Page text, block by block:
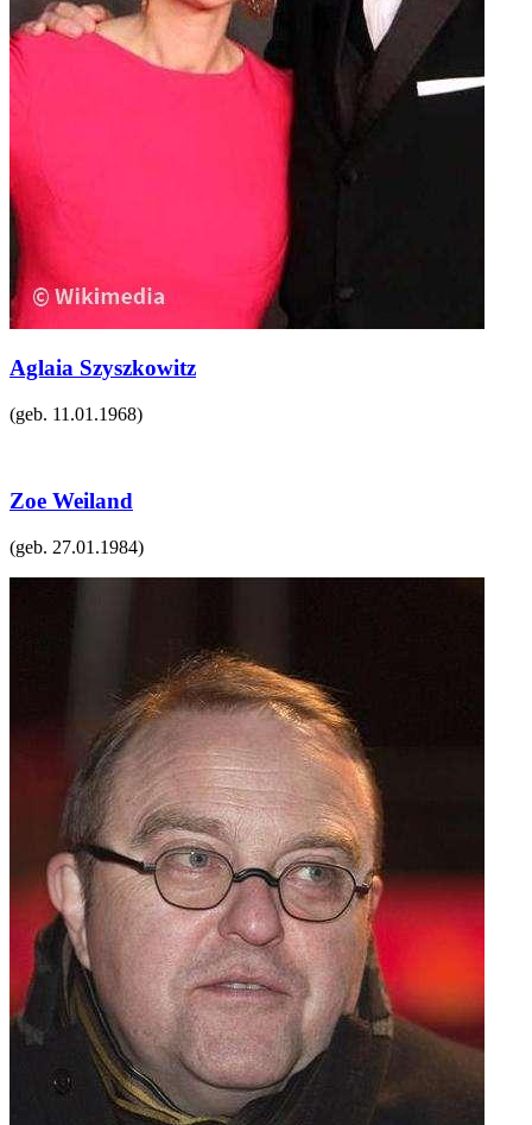
Aglaia Szyszkowitz
(geb. 11.01.1968)
Zoe Weiland
(geb. 27.01.1984)